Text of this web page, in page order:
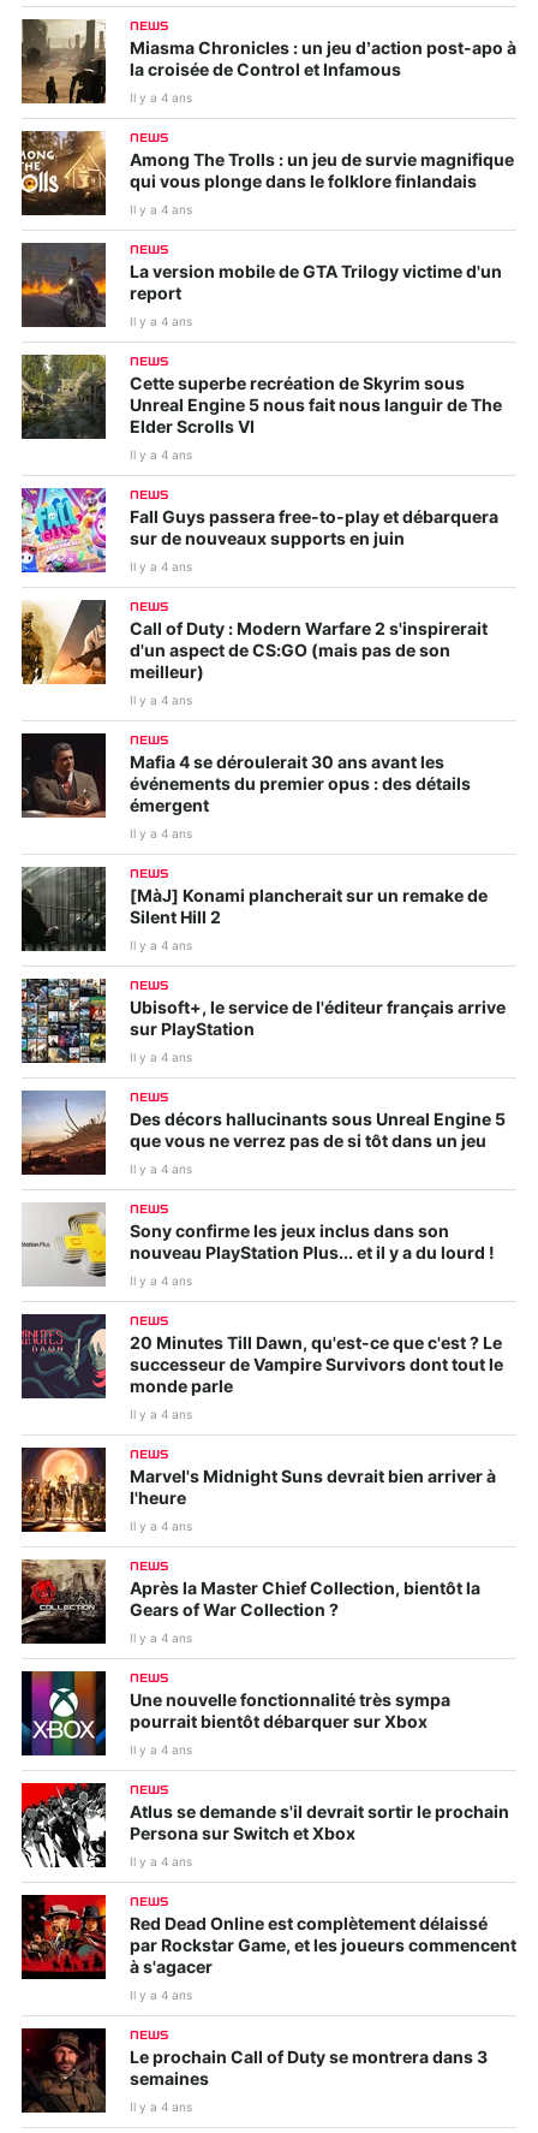
NEWS
Miasma Chronicles : un jeu d’action post-apo à
la croisée de Control et Infamous
Il y a 4 ans
NEWS
Among The Trolls : un jeu de survie magnifique
qui vous plonge dans le folklore finlandais
Il y a 4 ans
NEWS
La version mobile de GTA Trilogy victime d'un
report
Il y a 4 ans
NEWS
Cette superbe recréation de Skyrim sous
Unreal Engine 5 nous fait nous languir de The
Elder Scrolls VI
Il y a 4 ans
NEWS
Fall Guys passera free-to-play et débarquera
sur de nouveaux supports en juin
Il y a 4 ans
NEWS
Call of Duty : Modern Warfare 2 s'inspirerait
d'un aspect de CS:GO (mais pas de son
meilleur)
Il y a 4 ans
NEWS
Mafia 4 se déroulerait 30 ans avant les
événements du premier opus : des détails
émergent
Il y a 4 ans
NEWS
[MàJ] Konami plancherait sur un remake de
Silent Hill 2
Il y a 4 ans
NEWS
Ubisoft+, le service de l'éditeur français arrive
sur PlayStation
Il y a 4 ans
NEWS
Des décors hallucinants sous Unreal Engine 5
que vous ne verrez pas de si tôt dans un jeu
Il y a 4 ans
NEWS
Sony confirme les jeux inclus dans son
nouveau PlayStation Plus... et il y a du lourd !
Il y a 4 ans
NEWS
20 Minutes Till Dawn, qu'est-ce que c'est ? Le
successeur de Vampire Survivors dont tout le
monde parle
Il y a 4 ans
NEWS
Marvel's Midnight Suns devrait bien arriver à
l'heure
Il y a 4 ans
NEWS
Après la Master Chief Collection, bientôt la
Gears of War Collection ?
Il y a 4 ans
NEWS
Une nouvelle fonctionnalité très sympa
pourrait bientôt débarquer sur Xbox
Il y a 4 ans
NEWS
Atlus se demande s'il devrait sortir le prochain
Persona sur Switch et Xbox
Il y a 4 ans
NEWS
Red Dead Online est complètement délaissé
par Rockstar Game, et les joueurs commencent
à s'agacer
Il y a 4 ans
NEWS
Le prochain Call of Duty se montrera dans 3
semaines
Il y a 4 ans